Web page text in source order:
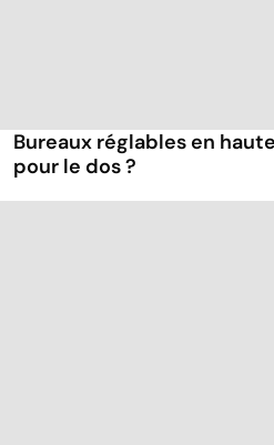
Bureaux réglables en
pour le dos ?